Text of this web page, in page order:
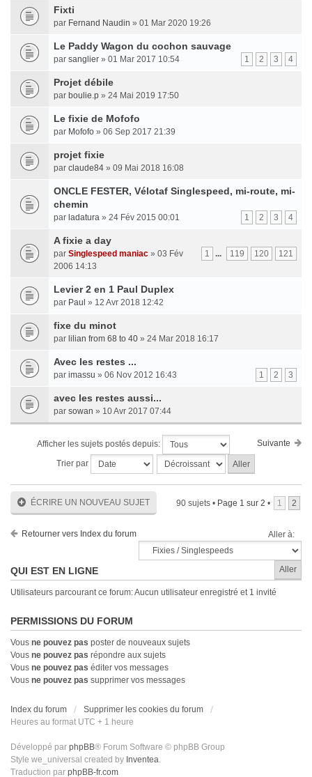
Fixti
par Fernand Naudin » 01 Mar 2020 19:26
Le Paddy Wagon du cochon sauvage
1 2 3 4
par sanglier » 01 Mar 2017 10:54
Projet débile
par boulie.p » 24 Mai 2019 17:50
Le fixie de Mofofo
par Mofofo » 06 Sep 2017 21:39
projet fixie
par claude84 » 09 Mai 2018 16:08
ONCLE FESTER, Vélotaf Singlespeed, mi-route, mi-
chemin
1 2 3 4
par ladatura » 24 Fév 2015 00:01
A fixie a day
1 ... 119 120 121
par Singlespeed maniac » 03 Fév
2006 14:13
Levier 2 en 1 Paul Duplex
par Paul » 12 Avr 2018 12:42
fixe du minot
par lilian from 68 to 40 » 24 Mar 2018 16:17
Avec les restes ...
1 2 3
par imassu » 06 Nov 2012 16:43
avec les restes aussi...
par sowan » 10 Avr 2017 07:44
Suivante
Afficher les sujets postés depuis:
Trier par
ÉCRIRE UN NOUVEAU SUJET 90 sujets • Page 1 sur 2 • 1 2
Retourner vers Index du forum Aller à:
QUI EST EN LIGNE
Utilisateurs parcourant ce forum: Aucun utilisateur enregistré et 1 invité
PERMISSIONS DU FORUM
Vous ne pouvez pas poster de nouveaux sujets
Vous ne pouvez pas répondre aux sujets
Vous ne pouvez pas éditer vos messages
Vous ne pouvez pas supprimer vos messages
Index du forum
Supprimer les cookies du forum
Heures au format UTC + 1 heure
Développé par phpBB® Forum Software © phpBB Group
Style we_universal created by Inventea.
Traduction par phpBB-fr.com